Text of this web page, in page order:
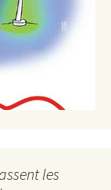
les